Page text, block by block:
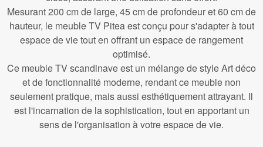
Mesurant 200 cm de large, 45 cm de profondeur et 60 cm de
hauteur, le meuble TV Pitea est conçu pour s'adapter à tout
espace de vie tout en offrant un espace de rangement
optimisé.
Ce meuble TV scandinave est un mélange de style Art déco
et de fonctionnalité moderne, rendant ce meuble non
seulement pratique, mais aussi esthétiquement attrayant. Il
est l'incarnation de la sophistication, tout en apportant un
sens de l'organisation à votre espace de vie.